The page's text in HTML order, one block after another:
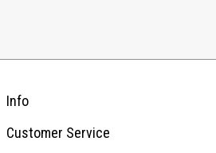
Info
Customer Service